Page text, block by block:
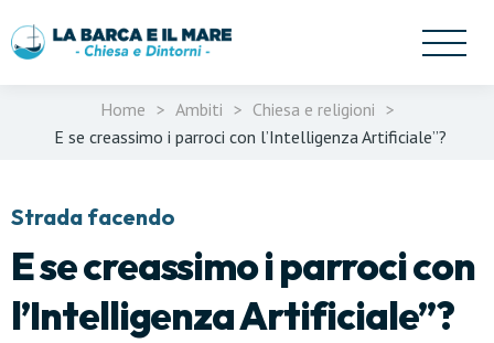
Apri/
Home > Ambiti > Chiesa e religioni >
E se creassimo i parroci con l’Intelligenza Artificiale”?
Strada facendo
E se creassimo i parroci con
l’Intelligenza Artificiale”?